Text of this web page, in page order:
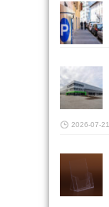
2026-07-21